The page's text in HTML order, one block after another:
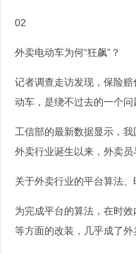
02
外卖电动车为何“狂飙”？
记者调查走访发现，保险
动车，是绕不过去的一个问
工信部的最新数据显示，
外卖行业诞生以来，外卖员
关于外卖行业的平台算法、
为完成平台的算法，在时
等方面的改装，几乎成了外